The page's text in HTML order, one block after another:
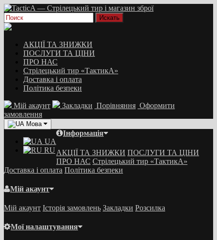
АКЦІЇ ТА ЗНИЖКИ
ПОСЛУГИ ТА ЦІНИ
ПРО НАС
Стрілецький тир «ТактикА»
Доставка і оплата
Політика безпеки
Мій акаунт Закладки Порівняння Оформити
замовлення
Мова
UA
RU
Інформація
АКЦІЇ ТА ЗНИЖКИ ПОСЛУГИ ТА ЦІНИ
ПРО НАС Стрілецький тир «ТактикА»
Доставка і оплата Політика безпеки
Мій акаунт
Мій акаунт Історія замовлень Закладки Розсилка
Мої налаштування